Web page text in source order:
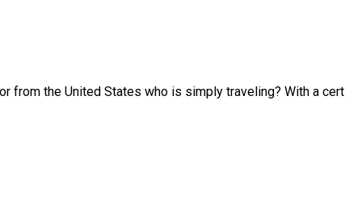
from the United States who is simply traveling? With a